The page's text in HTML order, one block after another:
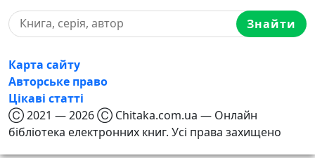
Знайти
Карта сайту
Авторське право
Цікаві статті
Ⓒ 2021 — 2026 Ⓒ Chitaka.com.ua — Онлайн
бібліотека електронних книг. Усі права захищено